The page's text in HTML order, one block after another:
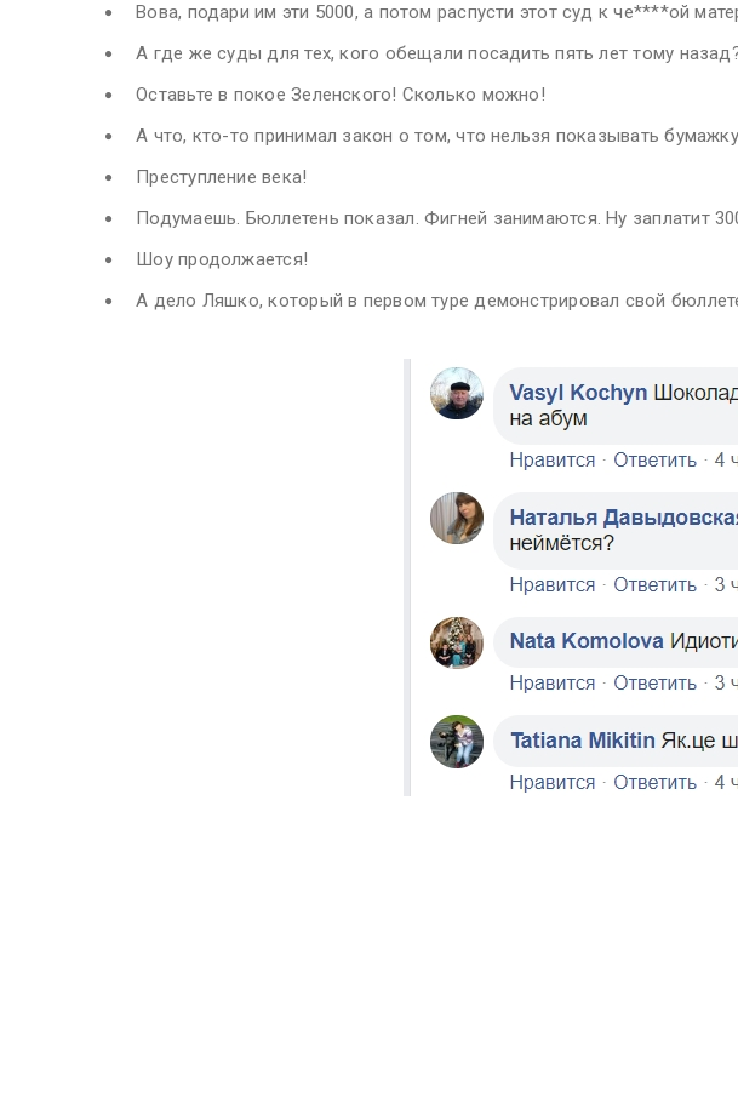
Вова, подари им эти 5000, а потом распусти этот суд к че****ой
А где же суды для тех, кого обещали посадить пять лет тому
Оставьте в покое Зеленского! Сколько можно!
А что, кто-то принимал закон о том, что нельзя показывать
Преступление века!
Подумаешь. Бюллетень показал. Фигней занимаются. Ну заплатит
Шоу продолжается!
А дело Ляшко, который в первом туре демонстрировал свой